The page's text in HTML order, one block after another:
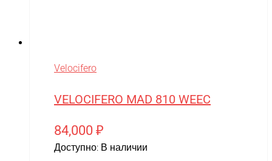
Velocifero
VELOCIFERO MAD 810 WEEC
84,000 ₽
Доступно: В наличии